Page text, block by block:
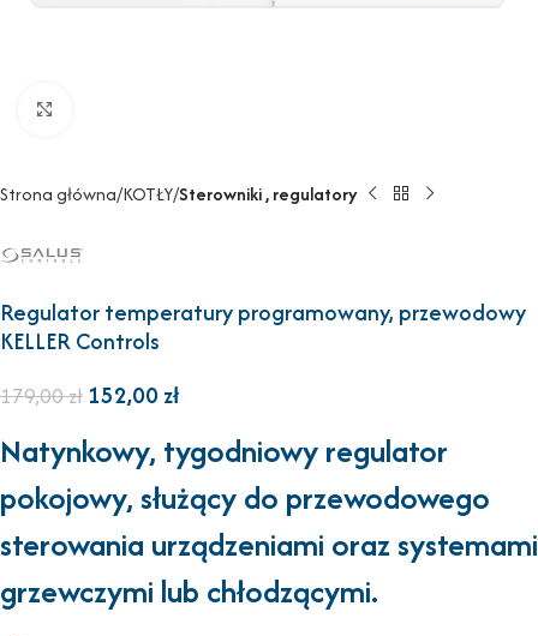
Strona główna KOTŁY Sterowniki , regulatory
Regulator temperatury programowany, przewodowy
KELLER Controls
179,00zł 152,00zł
Natynkowy, tygodniowy regulator
pokojowy, służący do przewodowego
sterowania urządzeniami oraz systemami
grzewczymi lub chłodzącymi.